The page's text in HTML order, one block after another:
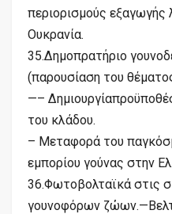
περιορισμούς
Ουκρανία.
35.Δημοπρατήριο
(παρουσίαση του
—–
του κλάδου.
– Μεταφορά του
εμπορίου γούνας στην
36.Φωτοβολταϊκά στις
γουνοφόρων